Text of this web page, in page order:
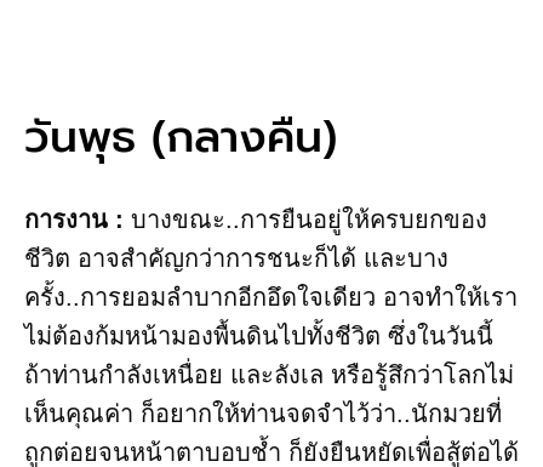
วันพุธ​ (กลางคืน)​
การงาน​ : บางขณะ..การยืนอยู่ให้ครบยกของ
ชีวิต อาจสำคัญกว่าการชนะก็ได้ และบาง
ครั้ง..การยอมลำบากอีกอึดใจเดียว อาจทำให้เรา
ไม่ต้องก้มหน้ามองพื้นดินไปทั้งชีวิต ซึ่งในวันนี้
ถ้าท่านกำลังเหนื่อย และลังเล หรือรู้สึกว่าโลกไม่
เห็นคุณค่า ก็อยากให้ท่านจดจำไว้ว่า..นักมวยที่
ถูกต่อยจนหน้าตาบอบช้ำ ก็ยังยืนหยัดเพื่อสู้ต่อได้